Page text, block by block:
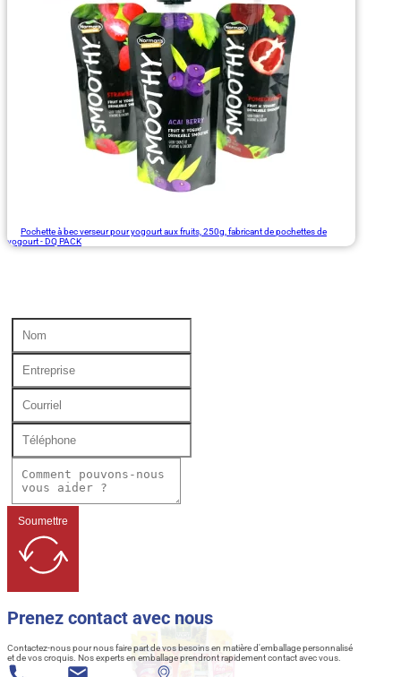
Pochette à bec verseur pour yogourt aux fruits, 250g, fabricant de pochettes de
yogourt - DQ PACK
Soumettre
Prenez contact avec nous
Contactez-nous pour nous faire part de vos besoins en matière d'emballage personnalisé
et de vos croquis. Nos experts en emballage prendront rapidement contact avec vous.